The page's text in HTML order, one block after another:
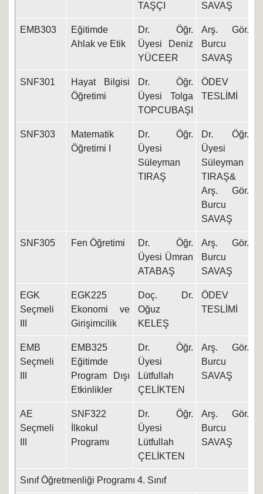
TAŞÇI SAVAŞ
EMB303
Eğitimde
Ahlak ve Etik
Dr. Öğr.
Üyesi Deniz
YÜCEER
Arş. Gör.
Burcu
SAVAŞ
SNF301
Hayat Bilgisi
Öğretimi
Dr. Öğr.
Üyesi Tolga
TOPCUBAŞI
ÖDEV
TESLİMİ
SNF303
Matematik
Öğretimi I
Dr. Öğr.
Üyesi
Süleyman
TIRAŞ
Dr. Öğr.
Üyesi
Süleyman
TIRAŞ&
Arş. Gör.
Burcu
SAVAŞ
SNF305 Fen Öğretimi
Dr. Öğr.
Üyesi Ümran
ATABAŞ
Arş. Gör.
Burcu
SAVAŞ
EGK
Seçmeli
EGK225
Ekonomi ve
Girişimcilik
Doç. Dr.
Oğuz
KELEŞ
ÖDEV
TESLİMİ
EMB
Seçmeli
EMB325
Eğitimde
Program Dışı
Etkinlikler
Dr. Öğr.
Üyesi
Lütfullah
ÇELİKTEN
Arş. Gör.
Burcu
SAVAŞ
AE
Seçmeli
SNF322
İlkokul
Programı
Dr. Öğr.
Üyesi
Lütfullah
ÇELİKTEN
Arş. Gör.
Burcu
SAVAŞ
Sınıf Öğretmenliği Programı 4. Sınıf